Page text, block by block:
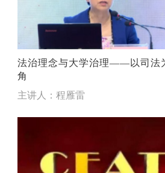
法治理念与大学治理——以司法
角
主讲人：程雁雷